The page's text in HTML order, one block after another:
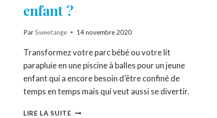
enfant ?
ParSweetange 14 novembre 2020
Transformez votre parc bébé ou votre lit
parapluie en une piscine à balles pour un jeune
enfant qui a encore besoin d’être confiné de
temps en temps mais qui veut aussi se divertir.
LIRE LA SUITE COMMENT